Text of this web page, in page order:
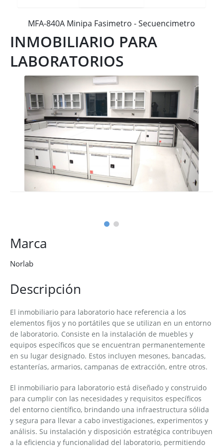
MFA-840A Minipa Fasi­metro - Secuencimetro
INMOBILIARIO PARA
LABORATORIOS
Marca
Norlab
Descripción
El inmobiliario para laboratorio hace referencia a los
elementos fijos y no portátiles que se utilizan en un entorno
de laboratorio. Consiste en la instalación de muebles y
equipos específicos que se encuentran permanentemente
en su lugar designado. Estos incluyen mesones, bancadas,
estanterías, armarios, campanas de extracción, entre otros.
El inmobiliario para laboratorio está diseñado y construido
para cumplir con las necesidades y requisitos específicos
del entorno científico, brindando una infraestructura sólida
y segura para llevar a cabo investigaciones, experimentos y
análisis. Su instalación y disposición estratégica contribuyen
a la eficiencia y funcionalidad del laboratorio, permitiendo